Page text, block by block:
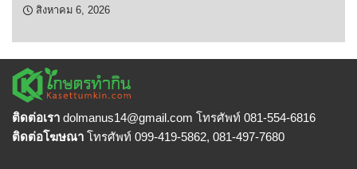
สิงหาคม 6, 2026
ติดต่อเรา dolmanus14@gmail.com โทรศัพท์ 081-554-6816
ติดต่อโฆษณา โทรศัพท์ 099-419-5862, 081-497-7680